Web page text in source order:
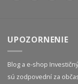
UPOZORNENIE
Blog a e-shop
sú zodpovední za